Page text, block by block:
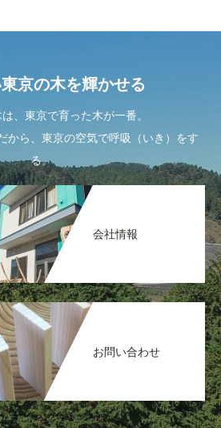
京の木を輝かせる
、東京で育った木が一番。
から、東京の空気で呼吸（いき）をす
る。
会社情報
お問い合わせ